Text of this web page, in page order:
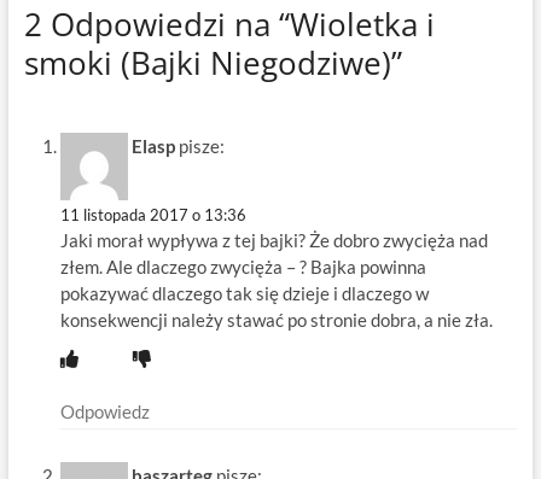
2 Odpowiedzi na “Wioletka i
smoki (Bajki Niegodziwe)”
Elasp pisze:
11 listopada 2017 o 13:36
Jaki morał wypływa z tej bajki? Że dobro zwycięża nad
złem. Ale dlaczego zwycięża – ? Bajka powinna
pokazywać dlaczego tak się dzieje i dlaczego w
konsekwencji należy stawać po stronie dobra, a nie zła.
Odpowiedz